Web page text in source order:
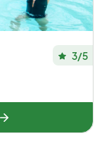
3/5